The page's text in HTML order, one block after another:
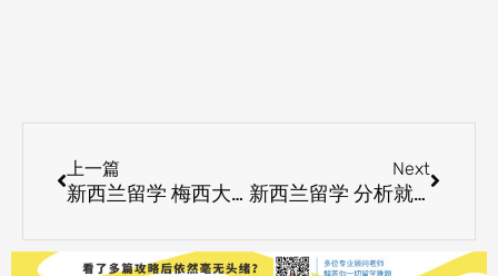
上一篇
新西兰留学 梅西大学本科课程专业设置
Next
新西兰留学 分析就读会计和MPA大学如何选择